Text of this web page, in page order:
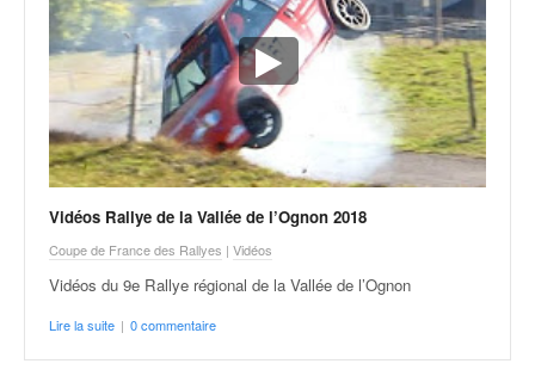
Vidéos Rallye de la Vallée de l’Ognon 2018
Coupe de France des Rallyes | Vidéos
Vidéos du 9e Rallye régional de la Vallée de l’Ognon
Lire la suite | 0 commentaire